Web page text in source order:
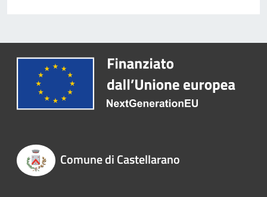
Comune di Castellarano